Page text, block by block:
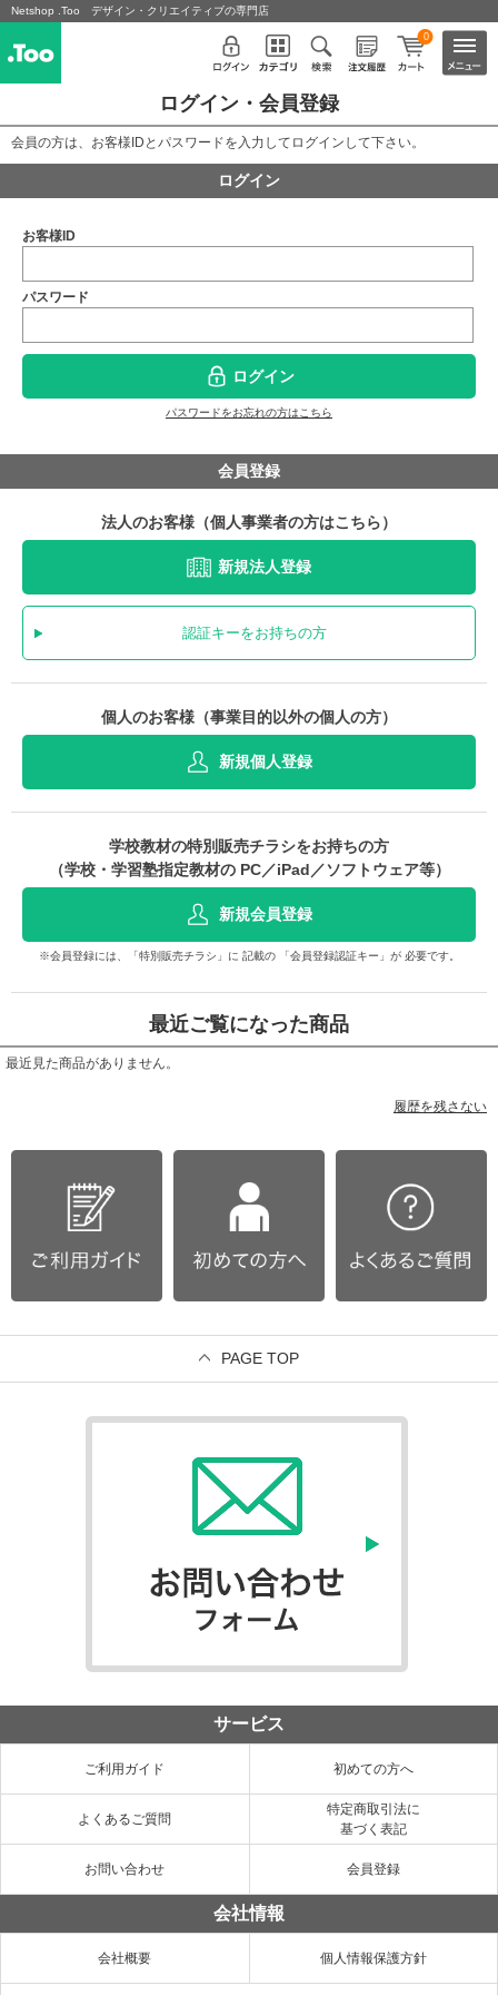
Netshop .Too デザイン・クリエイティブの専門店
0
ログイン・会員登録
会員の方は、お客様IDとパスワードを入力してログインして下さい。
ログイン
お客様ID
パスワード
ログイン
パスワードをお忘れの方はこちら
会員登録
法人のお客様（個人事業者の方はこちら）
新規法人登録
認証キーをお持ちの方
個人のお客様（事業目的以外の個人の方）
新規個人登録
学校教材の特別販売チラシをお持ちの方
（学校・学習塾指定教材の PC／iPad／ソフトウェア等）
新規会員登録
※会員登録には、「特別販売チラシ」に 記載の 「会員登録認証キー」が 必要です。
最近ご覧になった商品
最近見た商品がありません。
履歴を残さない
PAGE TOP
サービス
ご利用ガイド 初めての方へ
よくあるご質問
特定商取引法に
基づく表記
お問い合わせ 会員登録
会社情報
会社概要 個人情報保護方針